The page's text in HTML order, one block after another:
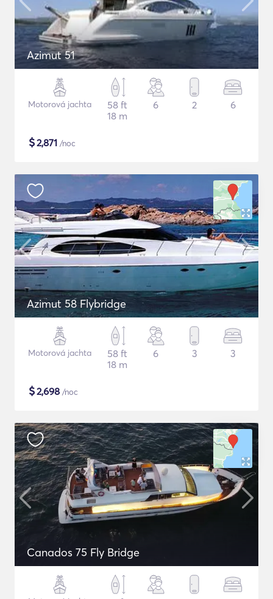
Azimut 51
Motorová jachta
58 ft
18 m
6 2 6
$2,871 /noc
Azimut 58 Flybridge
Motorová jachta
58 ft
18 m
6 3 3
$2,698 /noc
Canados 75 Fly Bridge